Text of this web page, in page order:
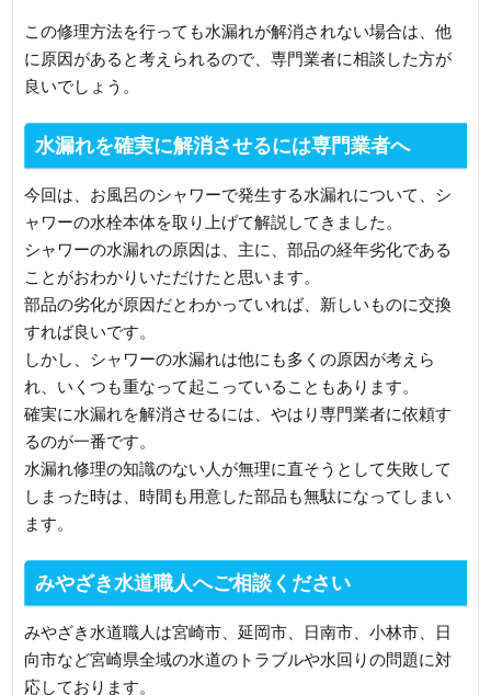
この修理方法を行っても水漏れが解消されない場合は、他
に原因があると考えられるので、専門業者に相談した方が
良いでしょう。
水漏れを確実に解消させるには専門業者へ
今回は、お風呂のシャワーで発生する水漏れについて、シ
ャワーの水栓本体を取り上げて解説してきました。
シャワーの水漏れの原因は、主に、部品の経年劣化である
ことがおわかりいただけたと思います。
部品の劣化が原因だとわかっていれば、新しいものに交換
すれば良いです。
しかし、シャワーの水漏れは他にも多くの原因が考えら
れ、いくつも重なって起こっていることもあります。
確実に水漏れを解消させるには、やはり専門業者に依頼す
るのが一番です。
水漏れ修理の知識のない人が無理に直そうとして失敗して
しまった時は、時間も用意した部品も無駄になってしまい
ます。
みやざき水道職人へご相談ください
みやざき水道職人は宮崎市、延岡市、日南市、小林市、日
向市など宮崎県全域の水道のトラブルや水回りの問題に対
応しております。